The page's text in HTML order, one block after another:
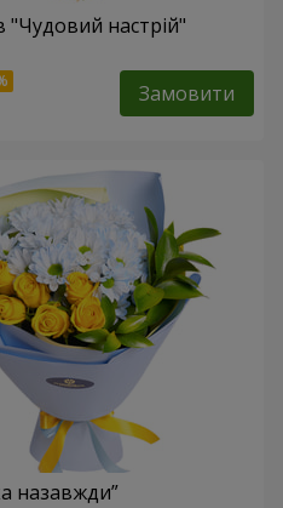
"Чудовий настрій"
Замовити
назавжди”